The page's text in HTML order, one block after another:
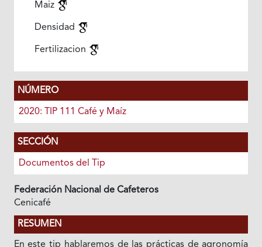
Maiz
Densidad
Fertilizacion
NÚMERO
2020: TIP 111 Café y Maíz
SECCIÓN
Documentos del Tip
Federación Nacional de Cafeteros
Cenicafé
RESUMEN
En este tip hablaremos de las prácticas de agronomía